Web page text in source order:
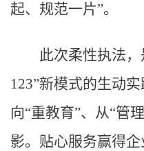
起、规范一片”。
此次柔性执法
123”新模式的生动
向“重教育”、从“管
影。贴心服务赢得